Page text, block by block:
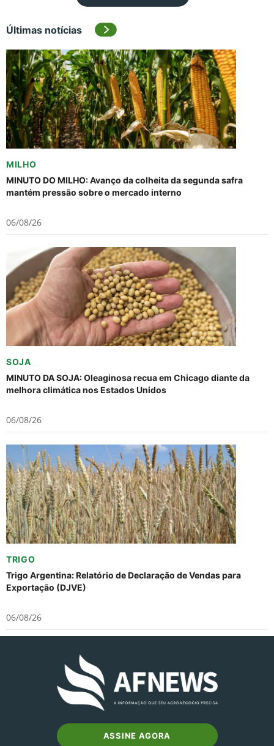
Últimas notícias
MILHO
MINUTO DO MILHO: Avanço da colheita da segunda safra
mantém pressão sobre o mercado interno
06/08/26
SOJA
MINUTO DA SOJA: Oleaginosa recua em Chicago diante da
melhora climática nos Estados Unidos
06/08/26
TRIGO
Trigo Argentina: Relatório de Declaração de Vendas para
Exportação (DJVE)
06/08/26
ASSINE AGORA